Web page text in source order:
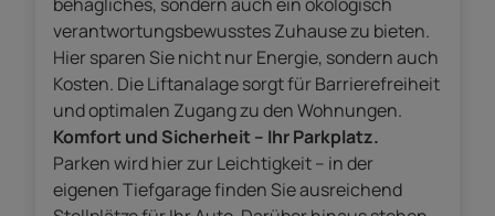
behagliches, sondern auch ein ökologisch
verantwortungsbewusstes Zuhause zu bieten.
Hier sparen Sie nicht nur Energie, sondern auch
Kosten. Die Liftanalage sorgt für Barrierefreiheit
und optimalen Zugang zu den Wohnungen.
Komfort und Sicherheit – Ihr Parkplatz.
Parken wird hier zur Leichtigkeit – in der
eigenen Tiefgarage finden Sie ausreichend